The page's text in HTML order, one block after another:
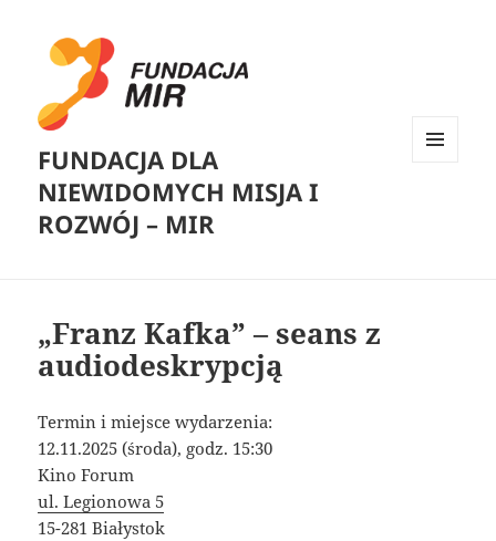
FUNDACJA DLA
NIEWIDOMYCH MISJA I
ROZWÓJ – MIR
„Franz Kafka” – seans z
audiodeskrypcją
Termin i miejsce wydarzenia:
12.11.2025 (środa), godz. 15:30
Kino Forum
ul. Legionowa 5
15-281 Białystok